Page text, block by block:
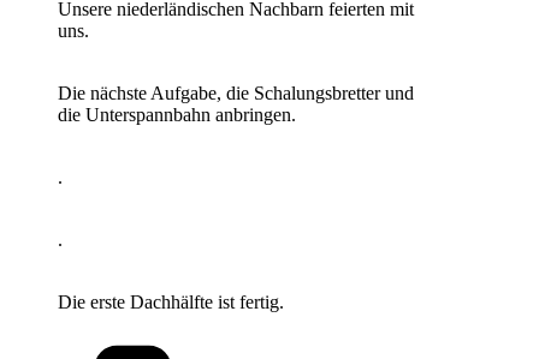
Unsere niederländischen Nachbarn feierten mit
uns.
Die nächste Aufgabe, die Schalungsbretter und
die Unterspannbahn anbringen.
.
.
Die erste Dachhälfte ist fertig.